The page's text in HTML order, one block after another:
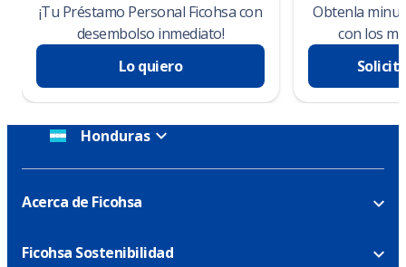
¡Tu Préstamo Personal Ficohsa con
desembolso inmediato!
Lo quiero
Obtenla
con los
Honduras
Acerca de Ficohsa
Ficohsa Sostenibilidad